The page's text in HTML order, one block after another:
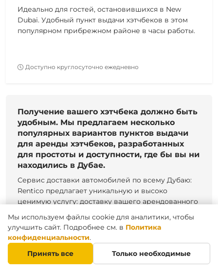
Идеально для гостей, остановившихся в New
Dubai. Удобный пункт выдачи хэтчбеков в этом
популярном прибрежном районе в часы работы.
Доступно круглосуточно ежедневно
Получение вашего хэтчбека должно быть
удобным. Мы предлагаем несколько
популярных вариантов пунктов выдачи
для аренды хэтчбеков, разработанных
для простоты и доступности, где бы вы ни
находились в Дубае.
Сервис доставки автомобилей по всему Дубаю:
Rentico предлагает уникальную и высоко
ценимую услугу: доставку вашего арендованного
хэтчбека в любое указанное место в Дубае – ваш
отель, апартаменты или офис. Это добавляет
огромное удобство, экономя ваше время и
усилия. Бесплатная доставка предоставляется
при аренде от 3 дней и более. Изучите все наши
сервисные локации по всему Дубаю.
Мы используем файлы cookie для аналитики, чтобы
улучшить сайт. Подробнее см. в Политика
конфиденциальности.
Принять все
Только необходимые